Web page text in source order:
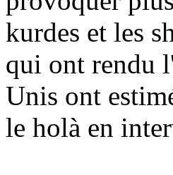
kurdes et les
qui ont rendu
Unis ont
le holà en